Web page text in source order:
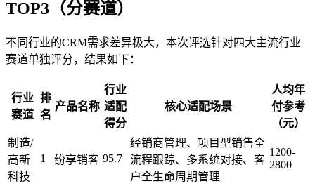
TOP3（分赛道）
不同行业的CRM需求差异极大，本次评选针对四大主流行业
赛道单独评分，结果如下：
行业
赛道
排
名
产品名称
行业
适配
得分
核心适配场景
人均年
付参考
（元）
制造/
高新
科技
1 纷享销客 95.7
经销商管理、项目型销售全
流程跟踪、多系统对接、客
户全生命周期管理
1200-
2800